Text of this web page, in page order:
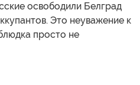
освободили Белград
Это неуважение к
просто не